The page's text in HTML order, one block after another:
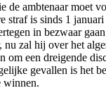
de ambtenaar moet
straf is sinds 1
in bezwaar
nu zal hij over het
om een dreigende
gevallen is het
winnen.